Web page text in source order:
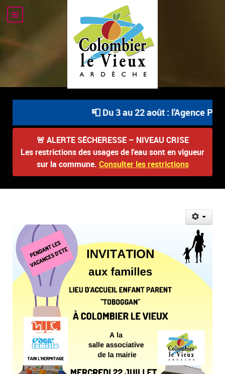
📮 Du 3 au 22 août : l'Agence
🚨 ALERTE SÉCHERESSE – NIVEAU CRISE
Les restrictions des usages de l'eau sont en vigueur
sur la commune. Consulter les restrictions